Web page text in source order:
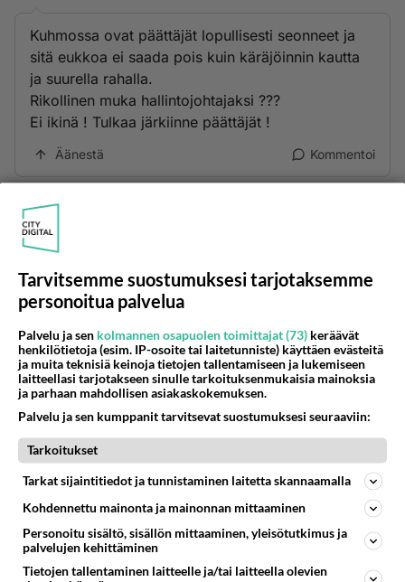
Kuhmossa ovat päättäjät lopullisesti seonneet ja
sitä eukkoa ei saada pois kuin käräjöinnin kautta
ja suurella rahalla.
Rikollinen muka hallintojohtajaksi ???
Ei ikinä ! Tulkaa järkiinne päättäjät !
Äänestä Kommentoi
Toivottavasti valitaan! Minä alan häntä heti
kosiskelemaan... Saan julkisuutta ja mainetta.
Haastatellaan myös kolmosen uutisissa...
Äänestä Kommentoi
Tarvitsemme suostumuksesi tarjotaksemme
personoitua palvelua
Palvelu ja sen kolmannen osapuolen toimittajat (73) keräävät
henkilötietoja (esim. IP-osoite tai laitetunniste) käyttäen evästeitä
ja muita teknisiä keinoja tietojen tallentamiseen ja lukemiseen
laitteellasi tarjotakseen sinulle tarkoituksenmukaisia mainoksia
ja parhaan mahdollisen asiakaskokemuksen.
Palvelu ja sen kumppanit tarvitsevat suostumuksesi seuraaviin:
Tarkoitukset
Tarkat sijaintitiedot ja tunnistaminen laitetta skannaamalla
Kohdennettu mainonta ja mainonnan mittaaminen
Personoitu sisältö, sisällön mittaaminen, yleisötutkimus ja
palvelujen kehittäminen
Tietojen tallentaminen laitteelle ja/tai laitteella olevien